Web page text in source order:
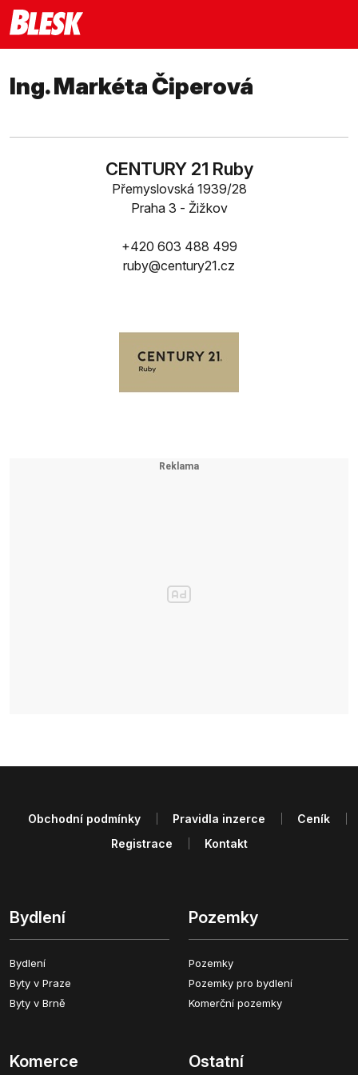
Ing. Markéta Čiperová
CENTURY 21 Ruby
Přemyslovská 1939/28
Praha 3 - Žižkov
+420 603 488 499
ruby@century21.cz
Bydlení
Bydlení
Byty v Praze
Byty v Brně
Pozemky
Pozemky
Pozemky pro bydlení
Komerční pozemky
Komerce Ostatní
Obchodní podmínky Pravidla inzerce
Ceník
Registrace
Kontakt